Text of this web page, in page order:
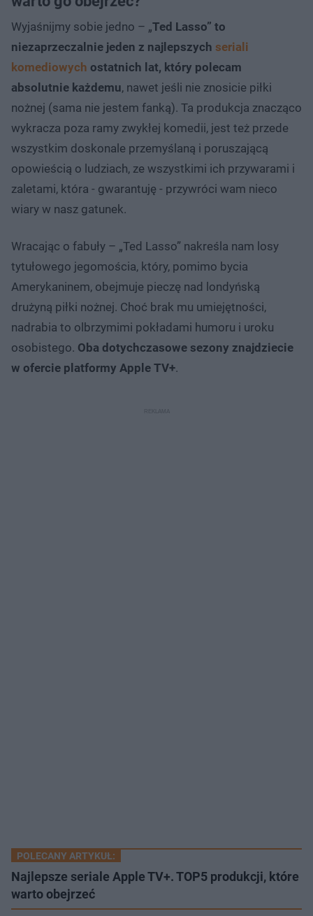
Wyjaśnijmy sobie jedno – „Ted Lasso” to
niezaprzeczalnie jeden z najlepszych seriali
komediowych ostatnich lat, który polecam
absolutnie każdemu, nawet jeśli nie znosicie piłki
nożnej (sama nie jestem fanką). Ta produkcja znacząco
wykracza poza ramy zwykłej komedii, jest też przede
wszystkim doskonale przemyślaną i poruszającą
opowieścią o ludziach, ze wszystkimi ich przywarami i
zaletami, która - gwarantuję - przywróci wam nieco
wiary w nasz gatunek.
Wracając o fabuły – „Ted Lasso” nakreśla nam losy
tytułowego jegomościa, który, pomimo bycia
Amerykaninem, obejmuje pieczę nad londyńską
drużyną piłki nożnej. Choć brak mu umiejętności,
nadrabia to olbrzymimi pokładami humoru i uroku
osobistego. Oba dotychczasowe sezony znajdziecie
w ofercie platformy Apple TV+.
POLECANY ARTYKUŁ:
Najlepsze seriale Apple TV+. TOP5 produkcji, które
warto obejrzeć